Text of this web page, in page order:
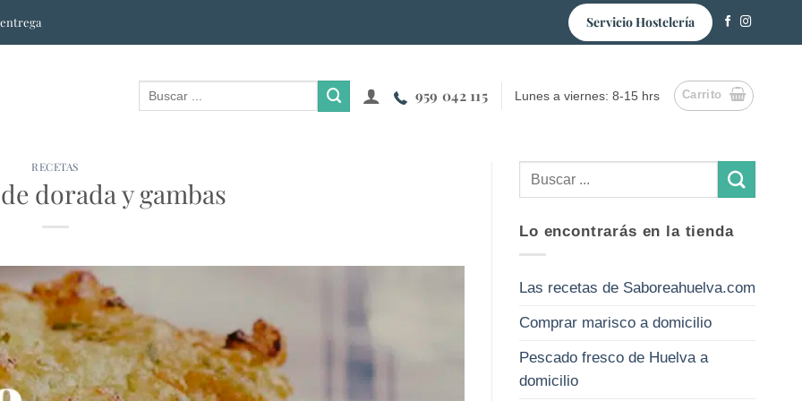
Servicio Hostelería
959 042 115 Lunes a viernes: 8-15 hrs Carrito
RECETAS
dorada y gambas
Lo encontrarás en la tienda
Las recetas de Saboreahuelva.com
Comprar marisco a domicilio
Pescado fresco de Huelva a
domicilio